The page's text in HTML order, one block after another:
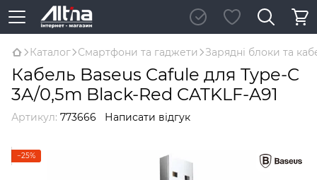
Каталог Смартфони та гаджети Зарядні блоки та
Кабель Baseus Cafule для Type-C
3A/0,5m Black-Red CATKLF-A91
Артикул: 773666 Написати відгук
−25%